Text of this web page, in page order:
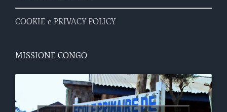
COOKIE e PRIVACY POLICY
MISSIONE CONGO